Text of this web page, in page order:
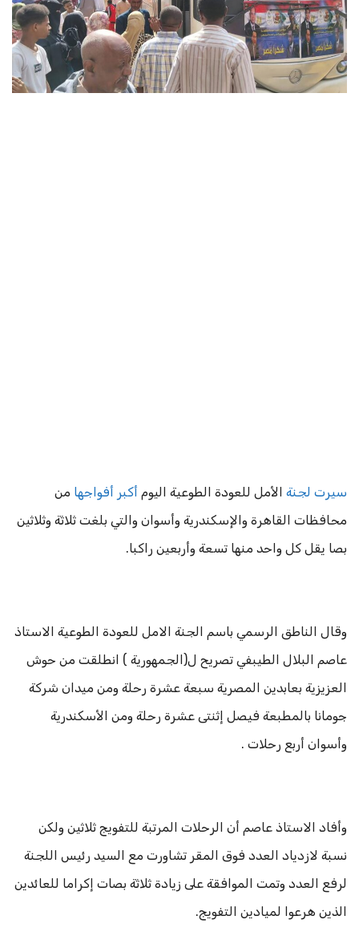
سيرت لجنة الأمل للعودة الطوعية اليوم أكبر أفواجها من
محافظات القاهرة والإسكندرية وأسوان والتي بلغت ثلاثة وثلاثين
بصا يقل كل واحد منها تسعة وأربعين راكبا.
وقال الناطق الرسمي باسم الجنة الامل للعودة الطوعية الاستاذ
عاصم البلال الطيبفي تصريح ل(الجمهورية ) انطلقت من حوش
العزيزية بعابدين المصرية سبعة عشرة رحلة ومن ميدان شركة
جومانا بالمطبعة فيصل إثنتى عشرة رحلة ومن الأسكندرية
وأسوان أربع رحلات .
وأفاد الاستاذ عاصم أن الرحلات المرتبة للتفويج ثلاثين ولكن
نسبة لازدياد العدد فوق المقر تشاورت مع السيد رئيس اللجنة
لرفع العدد وتمت الموافقة على زيادة ثلاثة بصات إكراما للعائدين
الذين هرعوا لميادين التفويج.